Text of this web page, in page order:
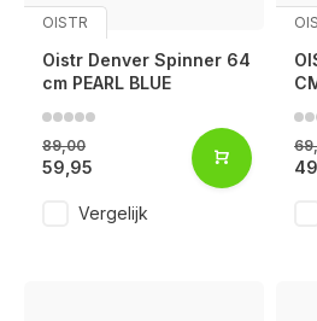
OISTR
Oistr Denver Spinner 64
cm PEARL BLUE
89,00
59,95
Vergelijk